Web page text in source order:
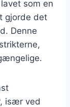
som en
gjorde det
Denne
især ved